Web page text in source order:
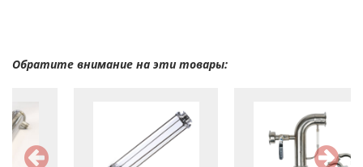
Обратите внимание на эти товары: